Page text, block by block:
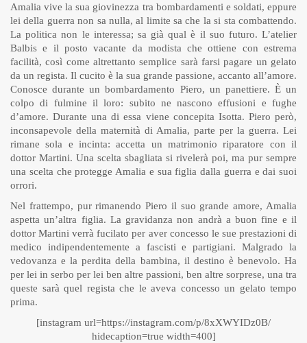
Amalia vive la sua giovinezza tra bombardamenti e soldati, eppure
lei della guerra non sa nulla, al limite sa che la si sta combattendo.
La politica non le interessa; sa già qual è il suo futuro. L’atelier
Balbis e il posto vacante da modista che ottiene con estrema
facilità, così come altrettanto semplice sarà farsi pagare un gelato
da un regista. Il cucito è la sua grande passione, accanto all’amore.
Conosce durante un bombardamento Piero, un panettiere. È un
colpo di fulmine il loro: subito ne nascono effusioni e fughe
d’amore. Durante una di essa viene concepita Isotta. Piero però,
inconsapevole della maternità di Amalia, parte per la guerra. Lei
rimane sola e incinta: accetta un matrimonio riparatore con il
dottor Martini. Una scelta sbagliata si rivelerà poi, ma pur sempre
una scelta che protegge Amalia e sua figlia dalla guerra e dai suoi
orrori.
Nel frattempo, pur rimanendo Piero il suo grande amore, Amalia
aspetta un’altra figlia. La gravidanza non andrà a buon fine e il
dottor Martini verrà fucilato per aver concesso le sue prestazioni di
medico indipendentemente a fascisti e partigiani. Malgrado la
vedovanza e la perdita della bambina, il destino è benevolo. Ha
per lei in serbo per lei ben altre passioni, ben altre sorprese, una tra
queste sarà quel regista che le aveva concesso un gelato tempo
prima.
[instagram url=https://instagram.com/p/8xXWYIDz0B/
hidecaption=true width=400]